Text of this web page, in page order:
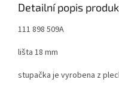
Detailní popis
111 898 509A
lišta 18 mm
stupačka je vyrobena z